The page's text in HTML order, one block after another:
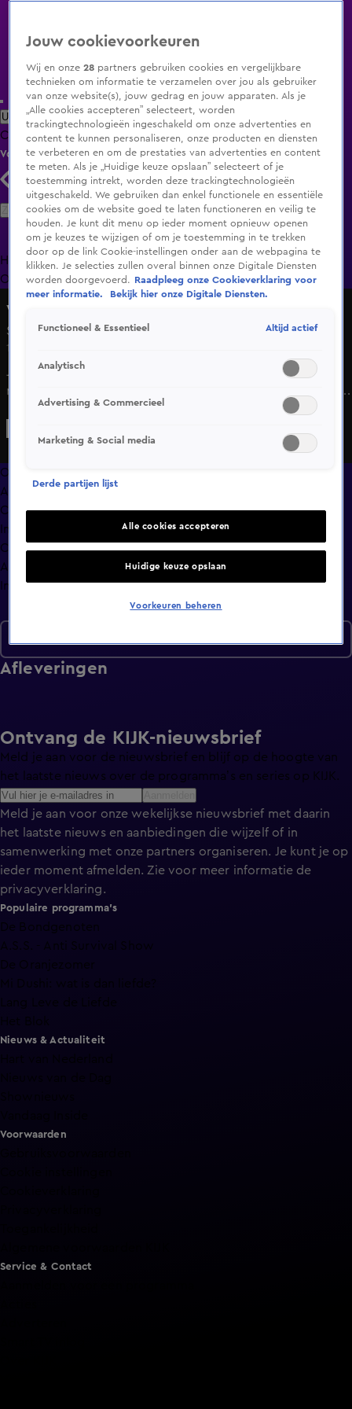
Uitzending Gemist Populaire programma's Zenders Genres
ClipsFilmsRadioSmart TV inlogShop
Volg KIJK
Zoeken
HomeUitzending Gemist Programma's De Bondgenoten
OranjezomerLivestreamsShop
Vandaag Inside
Seizoen 6, aflevering 55
1 nov 2024, 21:33
Johan, Wilfred, René en Hélène Hendriks bespreken in
razendsnel tempo de actualiteit: een historisch moment in
de uitzending, Arjen Lubach naar RTL en komt Anke de
Overzicht
Afleveringen
Clips
In de wandelgangen
Compilaties
Anderen keken ook
Info
Afleveringen
Ontvang de KIJK-nieuwsbrief
Meld je aan voor de nieuwsbrief en blijf op de hoogte van
het laatste nieuws over de programma’s en series op KIJK.
Meld je aan voor onze wekelijkse nieuwsbrief met daarin
het laatste nieuws en aanbiedingen die wijzelf of in
samenwerking met onze partners organiseren. Je kunt je op
ieder moment afmelden. Zie voor meer informatie de
privacyverklaring.
Populaire programma's
De Bondgenoten
A.S.S. - Anti Survival Show
De Oranjezomer
Mi Dushi: wat is dan liefde?
Nieuws & Actualiteit
Voorwaarden
Service & Contact
Jouw cookievoorkeuren
Wij en onze28 partners gebruiken cookies en vergelijkbare
technieken om informatie te verzamelen over jou als gebruiker
van onze website(s), jouw gedrag en jouw apparaten. Als je
„Alle cookies accepteren” selecteert, worden
trackingtechnologieën ingeschakeld om onze advertenties en
content te kunnen personaliseren, onze producten en diensten
te verbeteren en om de prestaties van advertenties en content
te meten. Als je „Huidige keuze opslaan” selecteert of je
toestemming intrekt, worden deze trackingtechnologieën
uitgeschakeld. We gebruiken dan enkel functionele en essentiële
cookies om de website goed te laten functioneren en veilig te
houden. Je kunt dit menu op ieder moment opnieuw openen
om je keuzes te wijzigen of om je toestemming in te trekken
door op de link Cookie-instellingen onder aan de webpagina te
klikken. Je selecties zullen overal binnen onze Digitale Diensten
worden doorgevoerd.
Raadpleeg onze Cookieverklaring voor
meer informatie.
Bekijk hier onze Digitale Diensten.
Functioneel & Essentieel Altijd actief
Analytisch
Advertising & Commercieel
Marketing & Social media
Derde partijen lijst
Alle cookies accepteren
Huidige keuze opslaan
Voorkeuren beheren